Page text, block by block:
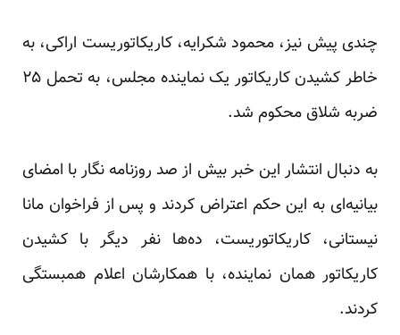
چندی پیش نیز، ‌محمود شکرایه، کاریکاتوریست اراکی، به
خاطر کشیدن کاریکاتور یک نماینده مجلس، به تحمل ۲۵
ضربه شلاق محکوم شد.
به دنبال انتشار این خبر بیش از صد روزنامه نگار با امضای
بیانیه‌ای به این حکم اعتراض کردند و پس از فراخوان مانا
نیستانی، کاریکاتوریست، ده‌ها نفر دیگر با کشیدن
کاریکاتور‌‌ همان نماینده، با همکارشان اعلام همبستگی
کردند.